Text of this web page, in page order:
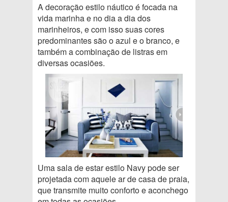
A decoração estilo náutico é focada na
vida marinha e no dia a dia dos
marinheiros, e com isso suas cores
predominantes são o azul e o branco, e
também a combinação de listras em
diversas ocasiões.
Uma sala de estar estilo Navy pode ser
projetada com aquele ar de casa de praia,
que transmite muito conforto e aconchego